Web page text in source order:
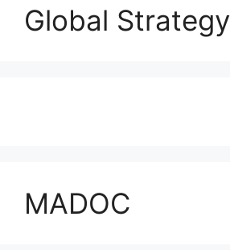
Global Strategy
MADOC